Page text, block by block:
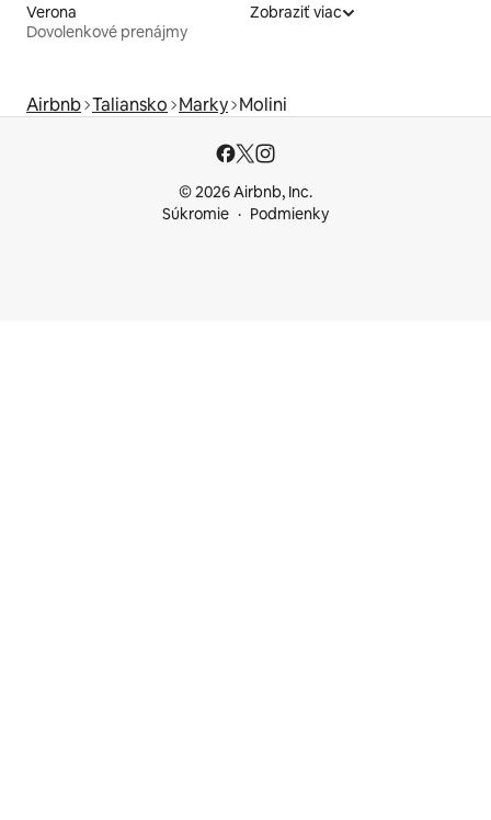
Verona
Dovolenkové prenájmy
Zobraziť viac
Airbnb Taliansko Marky Molini
© 2026 Airbnb, Inc.
Súkromie
Podmienky